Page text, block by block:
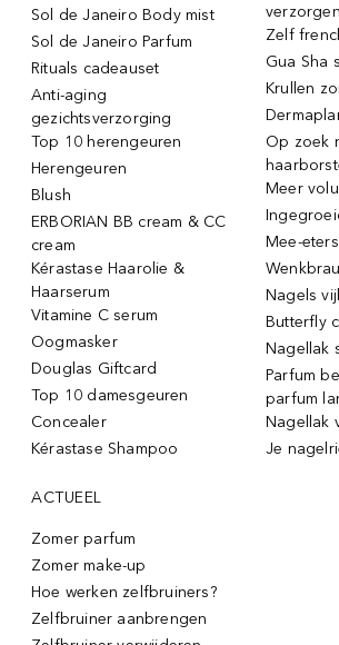
Sol de Janeiro Body mist
Sol de Janeiro Parfum
Rituals cadeauset
Anti-aging
gezichtsverzorging
Top 10 herengeuren
Herengeuren
Blush
ERBORIAN BB cream & CC
cream
Kérastase Haarolie &
Haarserum
Vitamine C serum
Oogmasker
Douglas Giftcard
Top 10 damesgeuren
Concealer
Kérastase Shampoo
verzorgen
Zelf
Gua Sha
Krullen
Op zoek
Meer
Mee-
Nagels
Butterfly
Nagellak
Parfum
parfum
Nagellak
Je
ACTUEEL
Zomer parfum
Zomer make-up
Hoe werken zelfbruiners?
Zelfbruiner aanbrengen